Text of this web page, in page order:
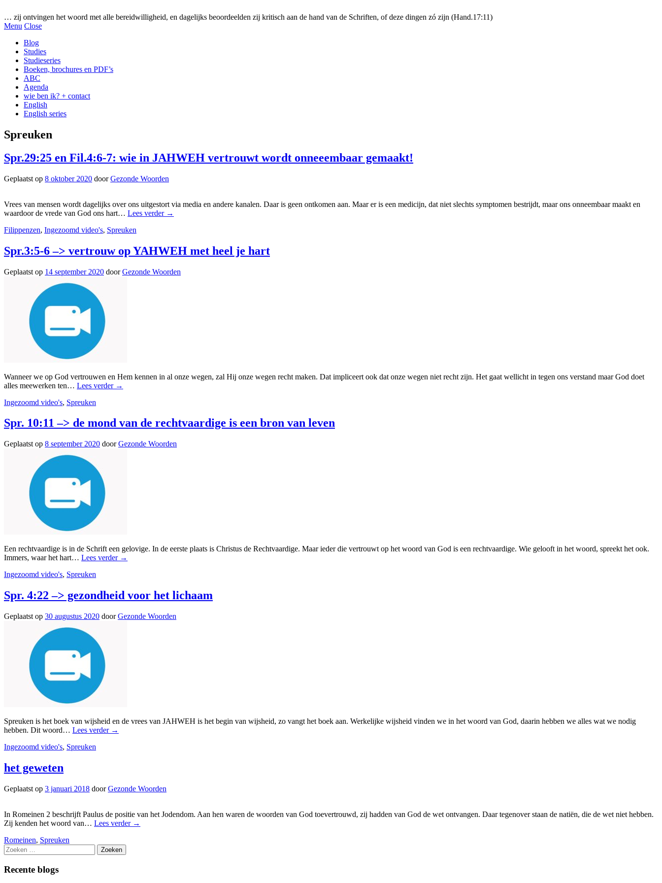
… zij ontvingen het woord met alle bereidwilligheid, en dagelijks beoordeelden zij kritisch aan de hand van de Schriften, of deze dingen zó zijn (Hand.17:11)
Menu Close
Blog
Studies
Studieseries
Boeken, brochures en PDF’s
ABC
Agenda
wie ben ik? + contact
English
English series
Spreuken
Spr.29:25 en Fil.4:6-7: wie in JAHWEH vertrouwt wordt onneeembaar gemaakt!
Geplaatst op 8 oktober 2020 doorGezonde Woorden
Vrees van mensen wordt dagelijks over ons uitgestort via media en andere kanalen. Daar is geen ontkomen aan. Maar er is een medicijn, dat niet slechts symptomen bestrijdt, maar ons onneembaar maakt en
waardoor de vrede van God ons hart… Lees verder →
Filippenzen, Ingezoomd video's, Spreuken
Spr.3:5-6 –> vertrouw op YAHWEH met heel je hart
Geplaatst op 14 september 2020 doorGezonde Woorden
Wanneer we op God vertrouwen en Hem kennen in al onze wegen, zal Hij onze wegen recht maken. Dat impliceert ook dat onze wegen niet recht zijn. Het gaat wellicht in tegen ons verstand maar God doet
alles meewerken ten… Lees verder →
Ingezoomd video's, Spreuken
Spr. 10:11 –> de mond van de rechtvaardige is een bron van leven
Geplaatst op 8 september 2020 doorGezonde Woorden
Een rechtvaardige is in de Schrift een gelovige. In de eerste plaats is Christus de Rechtvaardige. Maar ieder die vertrouwt op het woord van God is een rechtvaardige. Wie gelooft in het woord, spreekt het ook.
Immers, waar het hart… Lees verder →
Ingezoomd video's, Spreuken
Spr. 4:22 –> gezondheid voor het lichaam
Geplaatst op 30 augustus 2020 doorGezonde Woorden
Spreuken is het boek van wijsheid en de vrees van JAHWEH is het begin van wijsheid, zo vangt het boek aan. Werkelijke wijsheid vinden we in het woord van God, daarin hebben we alles wat we nodig
hebben. Dit woord… Lees verder →
Ingezoomd video's, Spreuken
het geweten
Geplaatst op 3 januari 2018 doorGezonde Woorden
In Romeinen 2 beschrijft Paulus de positie van het Jodendom. Aan hen waren de woorden van God toevertrouwd, zij hadden van God de wet ontvangen. Daar tegenover staan de natiën, die de wet niet hebben.
Zij kenden het woord van… Lees verder →
Romeinen, Spreuken
Zoeken
naar:
Recente blogs